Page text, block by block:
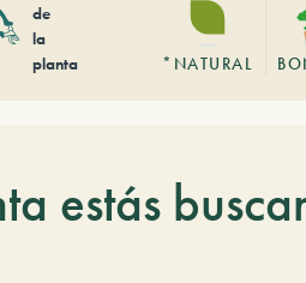
de
la
planta
*NATURAL
estás